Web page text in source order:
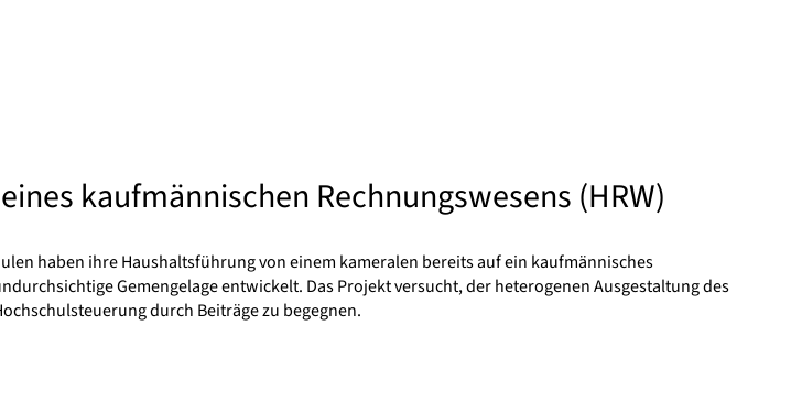
kaufmännischen Rechnungswesens (HRW)
haben ihre Haushaltsführung von einem kameralen bereits auf ein kaufmännisches
Gemengelage entwickelt. Das Projekt versucht, der heterogenen Ausgestaltung des
durch Beiträge zu begegnen.